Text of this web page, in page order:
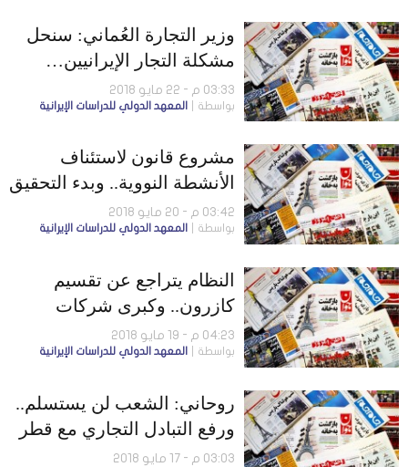
وزير التجارة العُماني: سنحل
مشكلة التجار الإيرانيين…
ونازنين زاغري تواجه اتهامات
جديدة
03:33 م - 22 مايو 2018
بواسطة المعهد الدولي للدراسات الإيرانية
مشروع قانون لاستئناف
الأنشطة النووية.. وبدء التحقيق
في ملفّ الدراويش
03:42 م - 20 مايو 2018
بواسطة المعهد الدولي للدراسات الإيرانية
النظام يتراجع عن تقسيم
كازرون.. وكبرى شركات
الشحن العالمية توقف
أنشطتها في إيران
04:23 م - 19 مايو 2018
بواسطة المعهد الدولي للدراسات الإيرانية
روحاني: الشعب لن يستسلم..
ورفع التبادل التجاري مع قطر
إلى مليار دولار
03:03 م - 17 مايو 2018